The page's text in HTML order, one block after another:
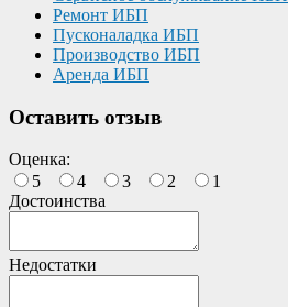
Ремонт ИБП
Пусконаладка ИБП
Производство ИБП
Аренда ИБП
Оставить отзыв
Оценка:
5
4 3 2
1
Достоинства
Недостатки